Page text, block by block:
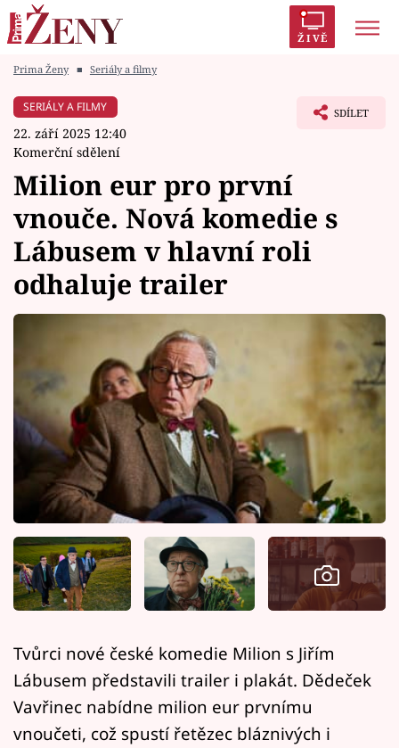
ŽIVĚ
Módní alarm
Témata
Celebrity
Vztahy
Horoskopy
Sledujte prima+
Filmový festival Karlovy Vary
Pořady
Mámy sobě
Sledujte nás
Prima Ženy ■ Seriály a filmy
SERIÁLY A FILMY
22. září 2025 12:40
Komerční sdělení
SDÍLET
Milion eur pro první
vnouče. Nová komedie s
Lábusem v hlavní roli
odhaluje trailer
Tvůrci nové české komedie Milion s Jiřím
Lábusem představili trailer i plakát. Dědeček
Vavřinec nabídne milion eur prvnímu
vnoučeti, což spustí řetězec bláznivých i